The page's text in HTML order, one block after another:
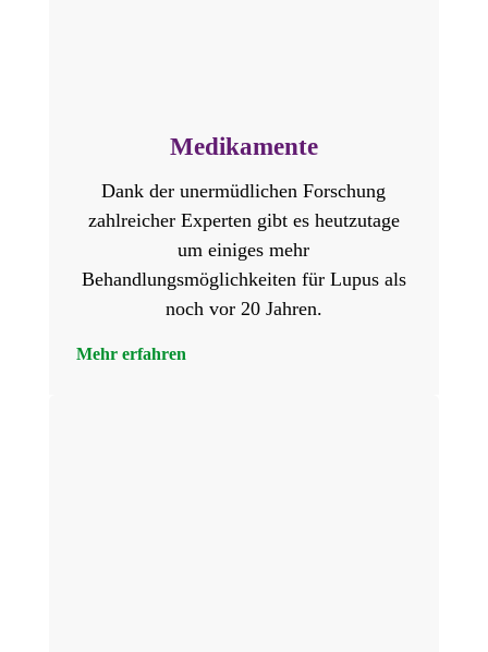
Medikamente
Dank der unermüdlichen Forschung
zahlreicher Experten gibt es heutzutage
um einiges mehr
Behandlungsmöglichkeiten für Lupus als
noch vor 20 Jahren.
Mehr erfahren